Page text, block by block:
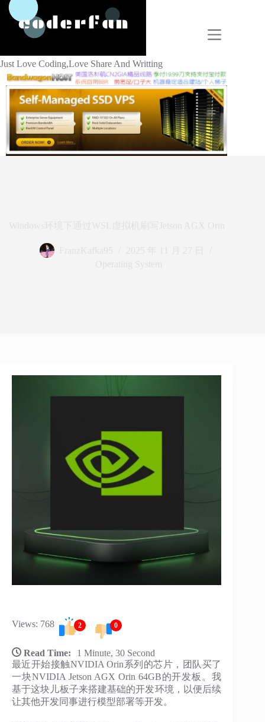
Skip
content
Just Love Coding,Love Share And Writting
Views: 768 2 0
Read Time:
1 Minute, 30 Second
最近开始接触NVIDIA Orin系列的芯片，团队买了
一块NVIDIA Jetson AGX Orin 64GB的开发板。我
基于这块儿板子来搭建基础的开发环境，以便后续
让其他开发同事进行模型部署等开发。